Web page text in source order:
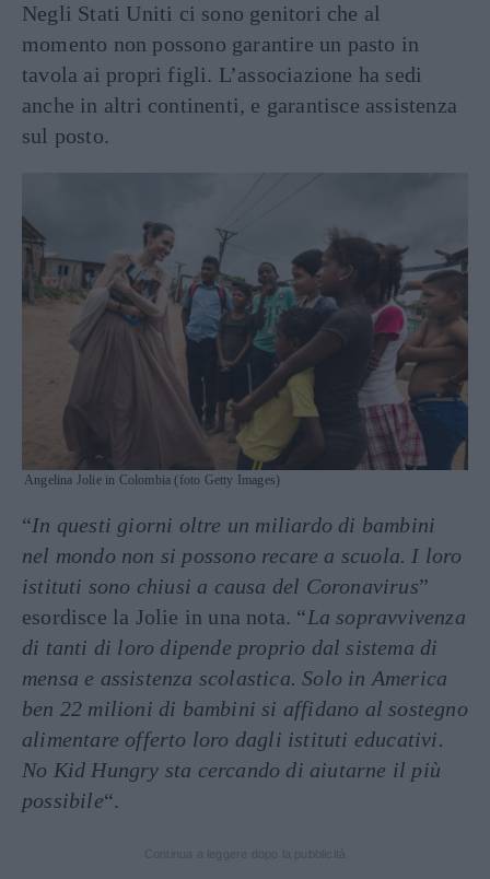
Negli Stati Uniti ci sono genitori che al
momento non possono garantire un pasto in
tavola ai propri figli. L’associazione ha sedi
anche in altri continenti, e garantisce assistenza
sul posto.
Angelina Jolie in Colombia (foto Getty Images)
“In questi giorni oltre un miliardo di bambini
nel mondo non si possono recare a scuola. I loro
istituti sono chiusi a causa del Coronavirus”
esordisce la Jolie in una nota. “La sopravvivenza
di tanti di loro dipende proprio dal sistema di
mensa e assistenza scolastica. Solo in America
ben 22 milioni di bambini si affidano al sostegno
alimentare offerto loro dagli istituti educativi.
No Kid Hungry sta cercando di aiutarne il più
possibile“.